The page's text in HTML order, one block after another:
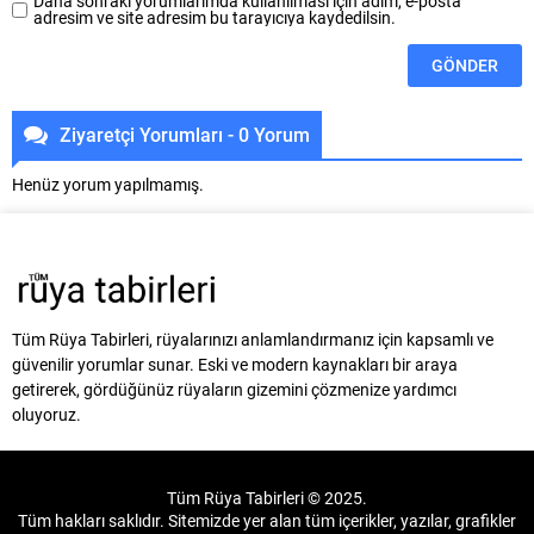
adresim ve site adresim bu tarayıcıya kaydedilsin.
Ziyaretçi Yorumları - 0 Yorum
Henüz yorum yapılmamış.
Tüm Rüya Tabirleri, rüyalarınızı anlamlandırmanız için kapsamlı ve
güvenilir yorumlar sunar. Eski ve modern kaynakları bir araya
getirerek, gördüğünüz rüyaların gizemini çözmenize yardımcı
oluyoruz.
Tüm Rüya Tabirleri © 2025.
Tüm hakları saklıdır. Sitemizde yer alan tüm içerikler, yazılar, grafikler